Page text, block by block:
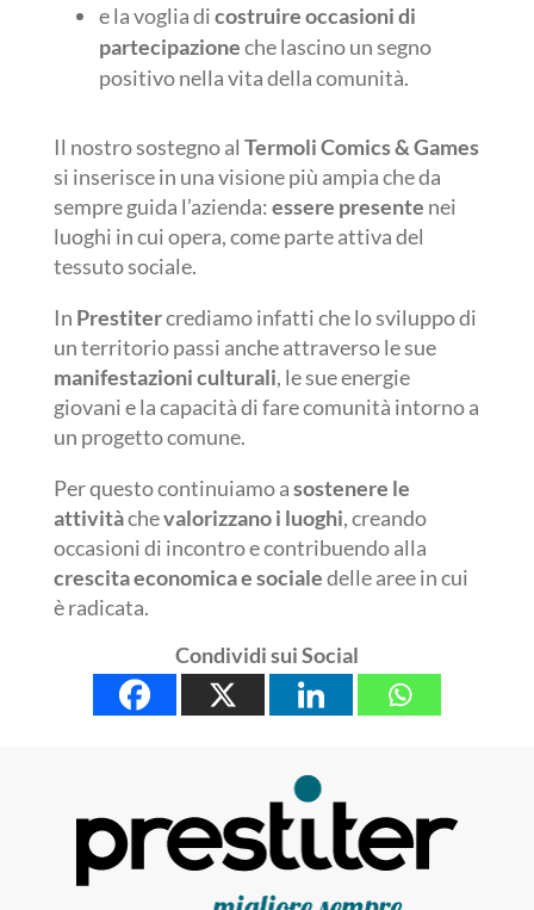
e la voglia dicostruire occasioni di
partecipazioneche lascino un segno
positivo nella vita della comunità.
Il nostro sostegno al Termoli Comics & Games
si inserisce in una visione più ampia che da
sempre guida l’azienda:essere presente nei
luoghi in cui opera, come parte attiva del
tessuto sociale.
In Prestitercrediamo infatti che lo sviluppo di
un territorio passi anche attraverso le sue
manifestazioni culturali, le sue energie
giovani e la capacità di fare comunità intorno a
un progetto comune.
Per questo continuiamo asostenere le
attivitàchevalorizzano i luoghi, creando
occasioni di incontro e contribuendo alla
crescita economica e socialedelle aree in cui
è radicata.
Condividi sui Social